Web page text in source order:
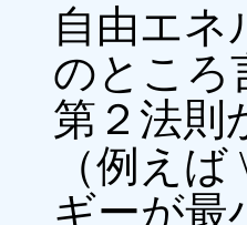
自由エネ
のところ
第２法則
（例え
ギーが最